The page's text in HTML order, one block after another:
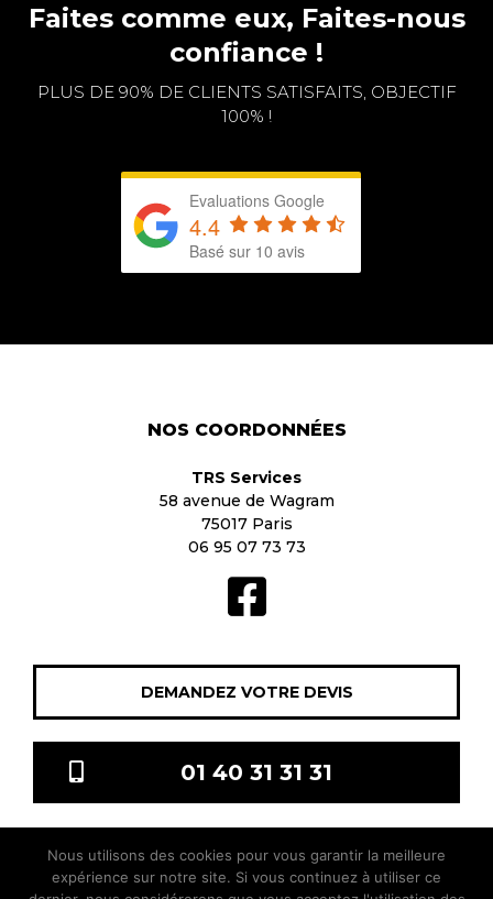
Faites comme eux, Faites-nous
confiance !
PLUS DE 90% DE CLIENTS SATISFAITS, OBJECTIF
100% !
Evaluations Google
4.4
Basé sur 10 avis
NOS COORDONNÉES
TRS Services
58 avenue de Wagram
75017 Paris
06 95 07 73 73
DEMANDEZ VOTRE DEVIS
01 40 31 31 31
TRS Services © 2021 Tous droits réservés | Mentions légales
Nous utilisons des cookies pour vous garantir la meilleure
expérience sur notre site. Si vous continuez à utiliser ce